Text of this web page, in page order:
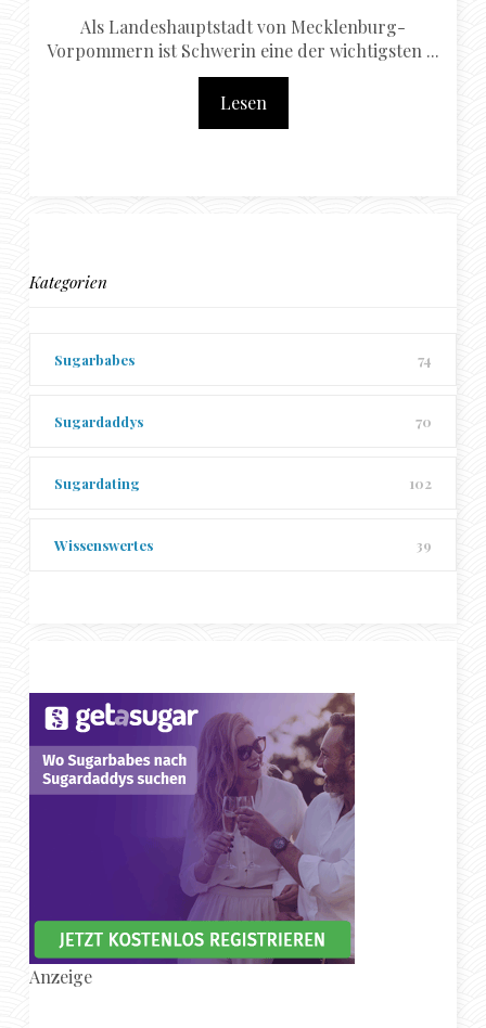
Als Landeshauptstadt von Mecklenburg-
Vorpommern ist Schwerin eine der wichtigsten ...
Lesen
Kategorien
Sugarbabes 74
Sugardaddys 70
Sugardating 102
Wissenswertes 39
Anzeige